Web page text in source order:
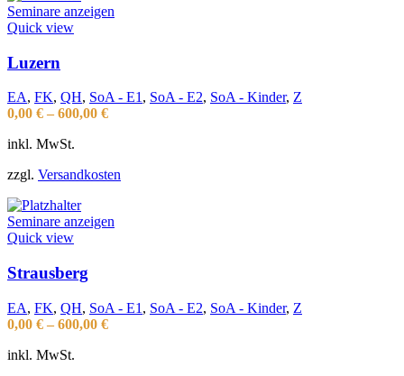
Seminare anzeigen
Quick view
Luzern
EA, FK, QH, SoA - E1 , SoA - E2, SoA - Kinder, Z
0,00 € – 600,00 €
inkl. MwSt.
zzgl. Versandkosten
Seminare anzeigen
Quick view
Strausberg
EA, FK, QH, SoA - E1 , SoA - E2, SoA - Kinder, Z
0,00 € – 600,00 €
inkl. MwSt.